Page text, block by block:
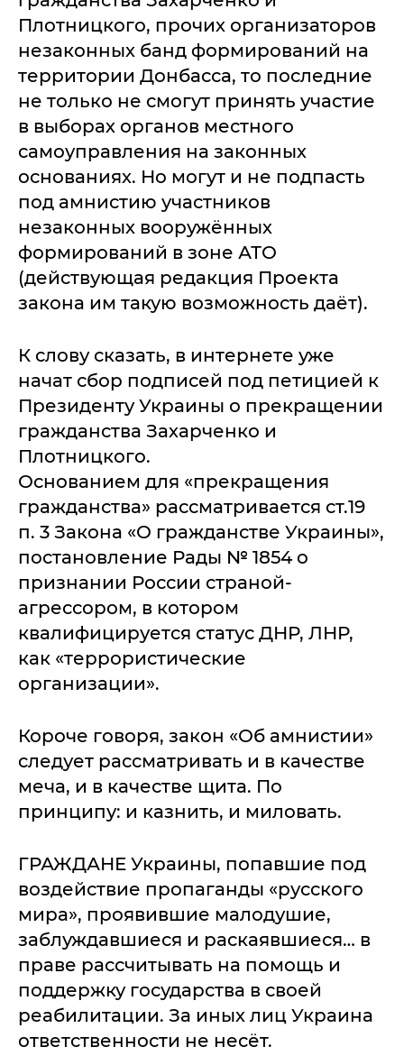
Плотницкого, прочих организаторов
незаконных банд формирований на
территории Донбасса, то последние
не только не смогут принять участие
в выборах органов местного
самоуправления на законных
основаниях. Но могут и не подпасть
под амнистию участников
незаконных вооружённых
формирований в зоне АТО
(действующая редакция Проекта
закона им такую возможность даёт).
К слову сказать, в интернете уже
начат сбор подписей под петицией к
Президенту Украины о прекращении
гражданства Захарченко и
Плотницкого.
Основанием для «прекращения
гражданства» рассматривается ст.19
п. 3 Закона «О гражданстве Украины»,
постановление Рады № 1854 о
признании России страной-
агрессором, в котором
квалифицируется статус ДНР, ЛНР,
как «террористические
организации».
Короче говоря, закон «Об амнистии»
следует рассматривать и в качестве
меча, и в качестве щита. По
принципу: и казнить, и миловать.
ГРАЖДАНЕ Украины, попавшие под
воздействие пропаганды «русского
мира», проявившие малодушие,
заблуждавшиеся и раскаявшиеся… в
праве рассчитывать на помощь и
поддержку государства в своей
реабилитации. За иных лиц Украина
ответственности не несёт.